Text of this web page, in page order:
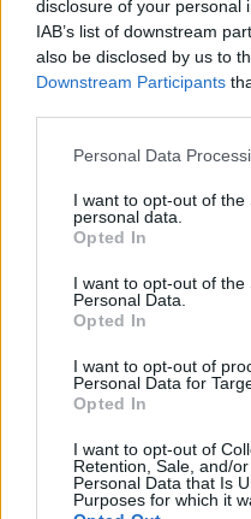
disclosure of your personal
IAB’s list of downstream
also be disclosed by us to
Downstream Participants
Please note that this
not limited to your visit or
grant or deny consent to
use your data for below
consent section.
Personal Data
I want to opt-out of the
personal data.
Opted In
I want to opt-out of the
Personal Data.
Opted In
I want to opt-out of
Personal Data for
Opted In
I want to opt-out of
Retention, Sale, and/
Personal Data that Is
Purposes for which it
A 121 éves Jack Crabb
hosszúra nyúlt
aztán útja visszavezeti